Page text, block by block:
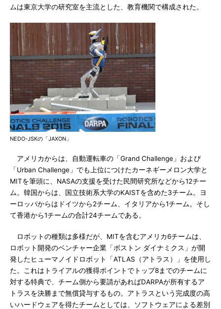
ムは東京大学の研究室を主流とした、教育機関で構成された。
NEDO-JSKの「JAXON」
アメリカからは、自動運転車の「Grand Challenge」および
「Urban Challenge」でも上位につけたカーネギーメロン大学と
MITを筆頭に、NASAの支援を受けた民間研究所などから12チー
ム。韓国からは、国立技術系大学のKAISTを含めた3チーム。ヨ
ーロッパからはドイツから2チーム、イタリアから1チーム。そし
て香港から1チームの合計24チームである。
ロボットの種類は多様だが、MITを含むアメリカ6チームは、
ロボット開発のベンチャー企業「ボストン ダイナミクス」が開
発したヒューマノイドロボット「ATLAS（アトラス）」を使用し
た。これはトライアルの獲得ポイントでトップ8までのチームに
対する特典で、チーム側から要請があればDARPAが所有するア
トラスを決勝まで無償貸与するもの。アトラスという完成度の高
いハードウェアを得たチームとしては、ソフトウェアによる差別